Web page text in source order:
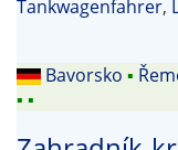
Tankwagenfahrer,
Bavorsko ▪
▪ ▪